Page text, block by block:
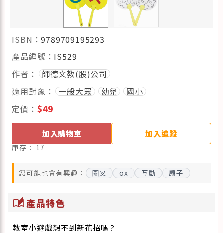
ISBN：9789709195293
產品編號： IS529
作者：
師德文教(股)公司
適用對象：
一般大眾 幼兒
國小
定價： $49
加入購物車 加入追蹤
庫存：17
您可能也會有興趣： 圈叉 ox 互動 扇子
auto_stories產品特色
教室小遊戲想不到新花招嗎？